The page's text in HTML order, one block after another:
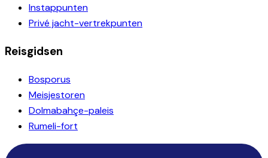
Instappunten
Privé jacht-vertrekpunten
Reisgidsen
Bosporus
Meisjestoren
Dolmabahçe-paleis
Rumeli-fort